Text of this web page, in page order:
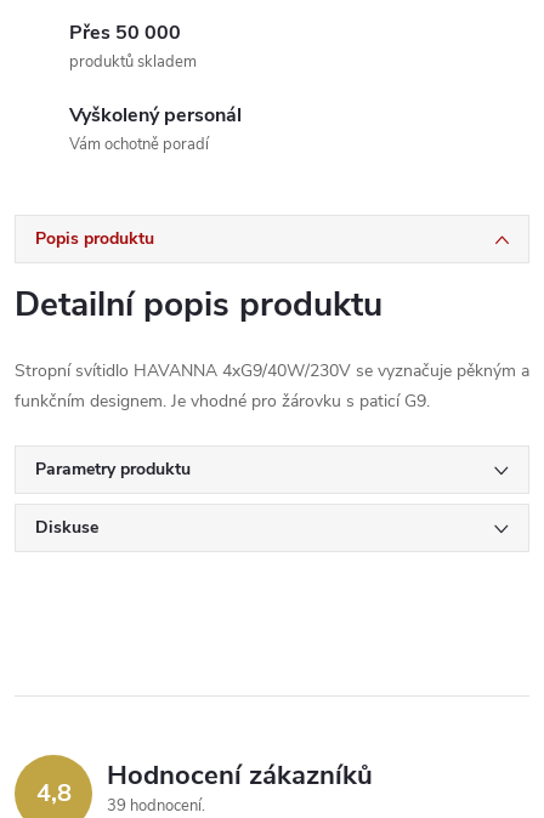
Přes 50 000
produktů skladem
Vyškolený personál
Vám ochotně poradí
Popis produktu
Detailní popis produktu
Stropní svítidlo HAVANNA 4xG9/40W/230V se vyznačuje pěkným a
funkčním designem. Je vhodné pro žárovku s paticí G9.
Parametry produktu
Diskuse
4,8 Hodnocení zákazníků
39 hodnocení